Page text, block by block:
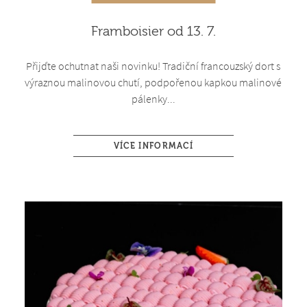
Framboisier od 13. 7.
Přijďte ochutnat naši novinku! Tradiční francouzský dort s
výraznou malinovou chutí, podpořenou kapkou malinové
pálenky...
VÍCE INFORMACÍ